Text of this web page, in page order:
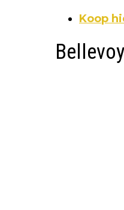
Koop